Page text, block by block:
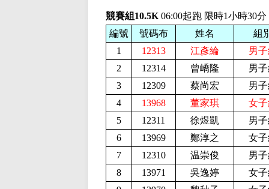
競賽組10.5K 06:00起跑 限時1小時30分
編號
號碼布 姓名
組
1
12313 江彥綸
男
2
12314 曾嶠隆
男
3
12309 蔡尚宏
男
4
13968 董家琪
女
5
12311 徐煜凱
男
6
13969 鄭淳之
女
7
12310 温崇俊
男
8
13971 吳逸婷
女